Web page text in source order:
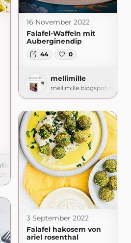
Kochbuch.de
16 November 2022
Falafel-Waffeln mit
Auberginendip
44 0
mellimille
mellimille.blogspot.com
3 September 2022
Falafel hakosem von
ariel rosenthal